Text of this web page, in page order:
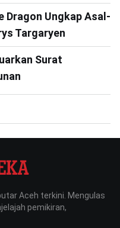
Dragon Ungkap Asal-
Targaryen
Surat
Aceh terkini. Mengulas
pemikiran,